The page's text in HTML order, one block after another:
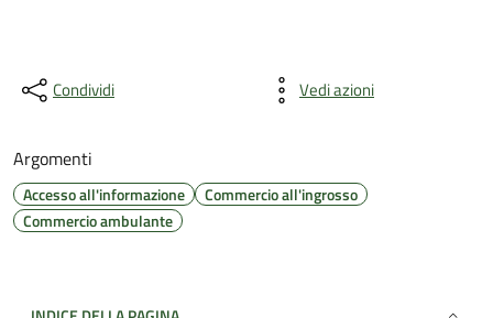
Condividi Vedi azioni
Argomenti
Accesso all'informazione
Commercio all'ingrosso
Commercio ambulante